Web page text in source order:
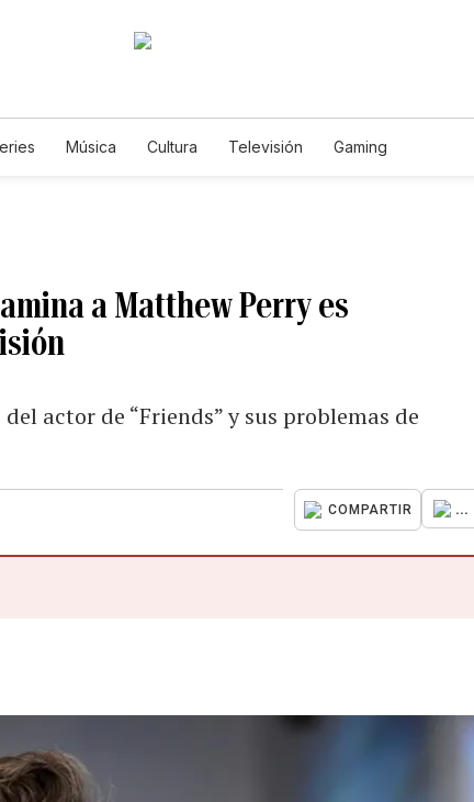
Música Cultura Televisión Gaming
a Matthew Perry es
actor de “Friends” y sus problemas de
COMPARTIR ...